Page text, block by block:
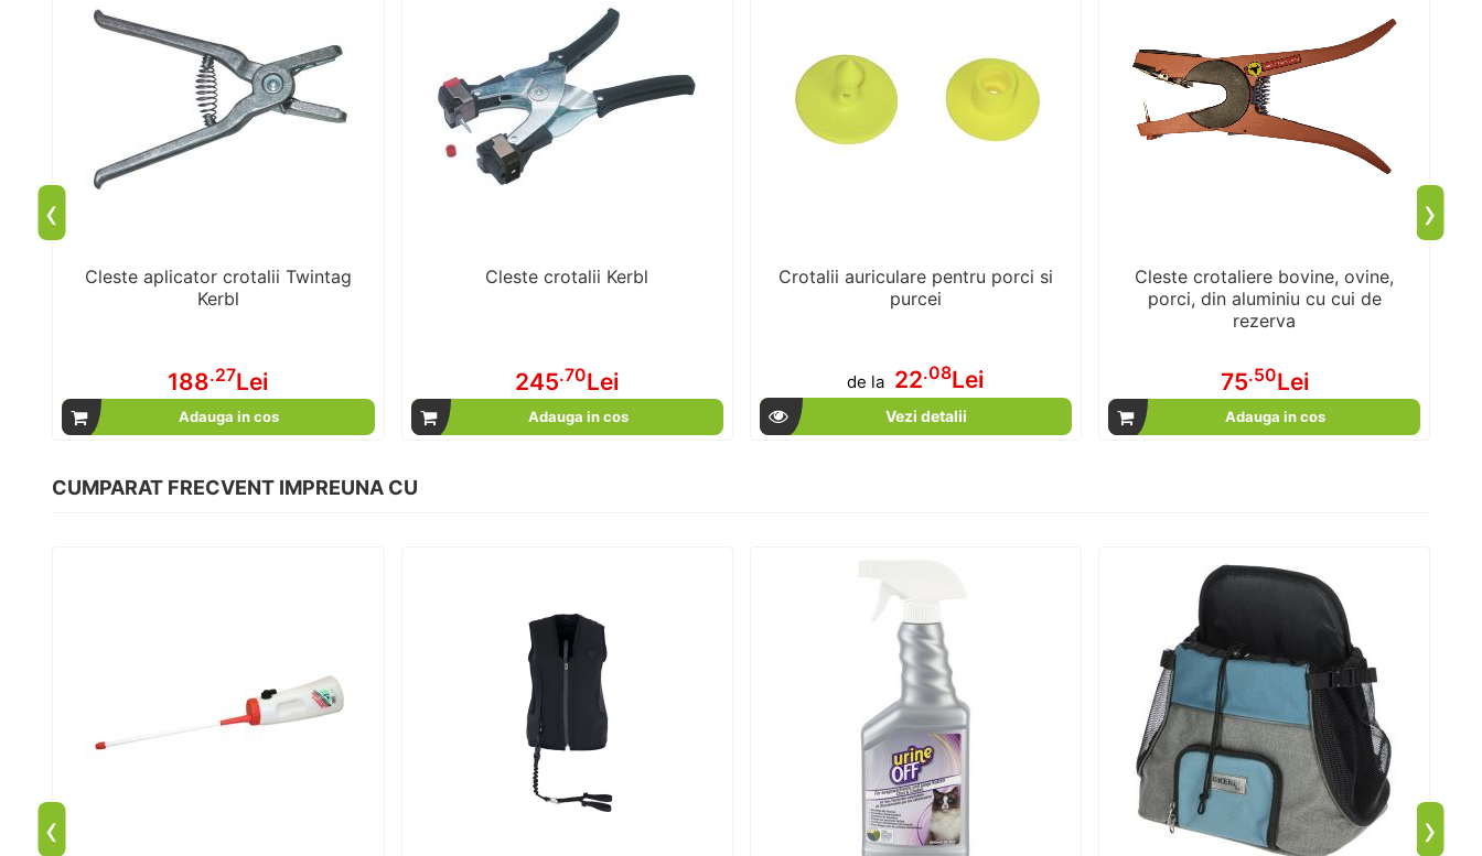
Cleste aplicator crotalii Twintag
Kerbl
188.27Lei
Adauga in cos
Cleste crotalii Kerbl
245.70Lei
Adauga in cos
Crotalii auriculare pentru porci si
purcei
de la 22.08Lei
Vezi detalii
Cleste crotaliere bovine, ovine,
porci, din aluminiu cu cui de
rezerva
75.50Lei
Adauga in cos
‹ ›
CUMPARAT FRECVENT IMPREUNA CU
‹ ›